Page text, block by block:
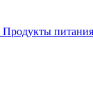
Продукты питания